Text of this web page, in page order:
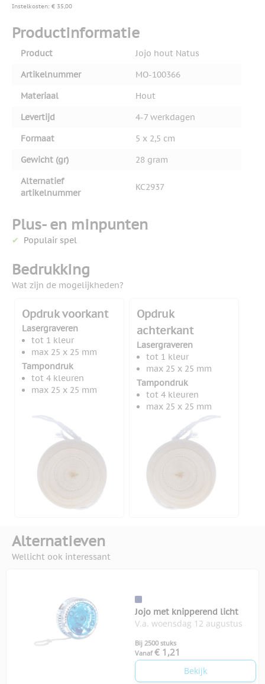
Instelkosten: € 35,00
Productinformatie
Product
Jojo hout Natus
Artikelnummer
MO-100366
Materiaal
Hout
Levertijd
4-7 werkdagen
Formaat
5 x 2,5 cm
Gewicht (gr)
28 gram
Alternatief
artikelnummer
KC2937
Plus- en minpunten
Populair spel
Bedrukking
Wat zijn de mogelijkheden?
Opdruk voorkant
Lasergraveren
tot 1 kleur
max 25 x 25 mm
Tampondruk
tot 4 kleuren
max 25 x 25 mm
Opdruk
achterkant
Lasergraveren
tot 1 kleur
max 25 x 25 mm
Tampondruk
tot 4 kleuren
max 25 x 25 mm
Alternatieven
Wellicht ook interessant
Jojo met knipperend licht
V.a. woensdag 12 augustus
Bij 2500 stuks
Vanaf € 1,21
Bekijk